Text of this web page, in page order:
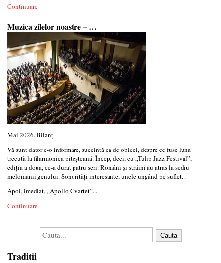
Continuare
Muzica zilelor noastre – …
Mai 2026. Bilanț
Vă sunt dator c-o informare, succintă ca de obicei, despre ce fuse luna
trecută la filarmonica piteșteană. Încep, deci, cu „Tulip Jazz Festival”,
ediția a doua, ce-a durat patru seri. Români și străini au atras la sediu
melomanii genului. Sonorități interesante, unele ungând pe suflet...
Apoi, imediat, „Apollo Cvartet”...
Continuare
Cauta
Traditii